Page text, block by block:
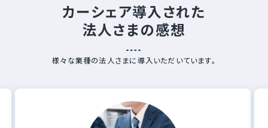
カーシェア導入された
法人さまの感想
様々な業種の法人さまに導入いただいています。